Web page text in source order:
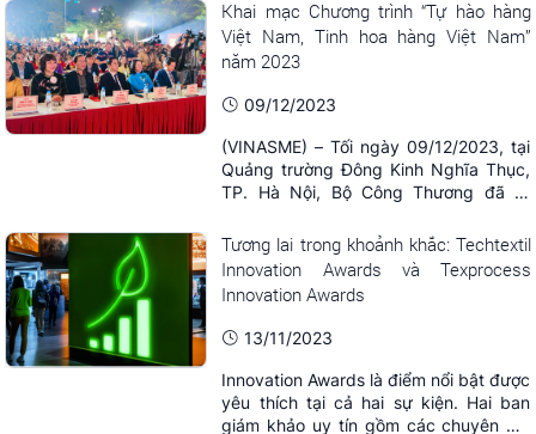
với Đảng uỷ Khối doanh nghiệp tỉnh
Quảng Bình tổ chức lễ công bố quyết
định thành lập và ra mắt Chi bộ cơ sở
Công ty ...
Khai mạc Chương trình “Tự hào hàng
Việt Nam, Tinh hoa hàng Việt Nam”
năm 2023
09/12/2023
(VINASME) – Tối ngày 09/12/2023, tại
Quảng trường Đông Kinh Nghĩa Thục,
TP. Hà Nội, Bộ Công Thương đã tổ
diện hàng Việt Nam với tên “Tự hào
hàng Việt Nam”,“Tinh hoa hàng Việt
Nam” năm 2023. Nghi thức khai mạc
Chương trình Nhận diện hàng Việt Nam
“Tự hào hàng Việt ...
Tương lai trong khoảnh khắc: Techtextil
Innovation Awards và Texprocess
Innovation Awards
13/11/2023
Innovation Awards là điểm nổi bật được
yêu thích tại cả hai sự kiện. Hai ban
giám khảo uy tín gồm các chuyên gia